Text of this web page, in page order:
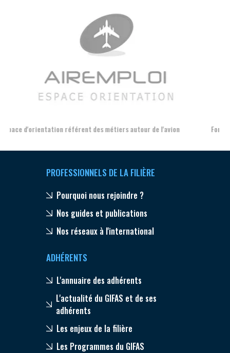
Formation et l'insertion de personnes en situation de handicap
PROFESSIONNELS DE LA FILIÈRE
Pourquoi nous rejoindre ?
Nos guides et publications
Nos réseaux à l'international
ADHÉRENTS
L'annuaire des adhérents
L'actualité du GIFAS et de ses
adhérents
Les enjeux de la filière
Les Programmes du GIFAS